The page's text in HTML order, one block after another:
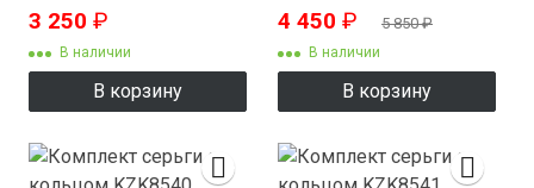
3 250 ₽
В наличии
В корзину
4 450 ₽ 5 850₽
В наличии
В корзину